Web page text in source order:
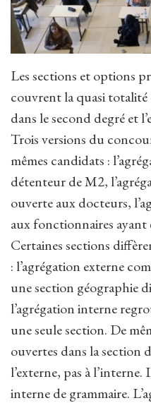
Les sections et options
couvrent la quasi totalité
dans le second degré et
Trois versions du
mêmes candidats :
détenteur de M2,
ouverte aux docteurs,
aux fonctionnaires ayant
Certaines sections
: l’agrégation externe
une section géographie
l’agrégation interne
une seule section. De
ouvertes dans la section
l’externe, pas à l’interne.
interne de grammaire.